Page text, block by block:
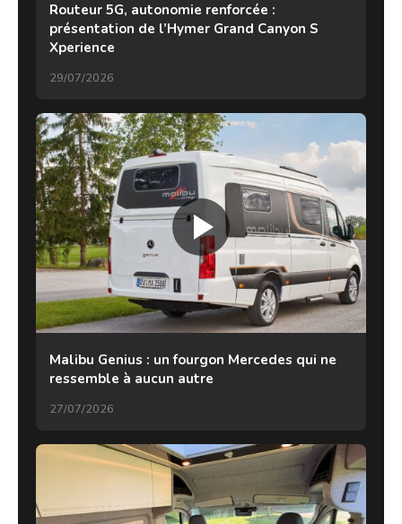
Routeur 5G, autonomie renforcée :
présentation de l’Hymer Grand Canyon S
Xperience
29/07/2026
Malibu Genius : un fourgon Mercedes qui ne
ressemble à aucun autre
27/07/2026